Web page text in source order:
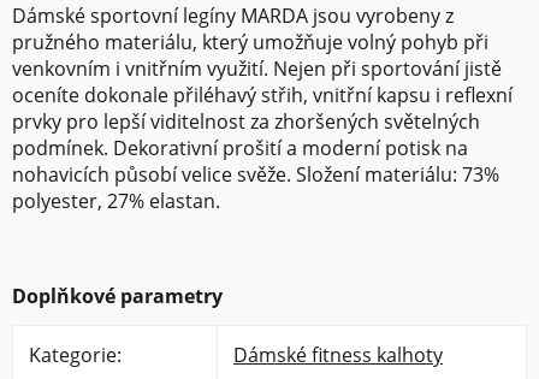
Dámské sportovní legíny MARDA jsou vyrobeny z
pružného materiálu, který umožňuje volný pohyb při
venkovním i vnitřním využití. Nejen při sportování jistě
oceníte dokonale přiléhavý střih, vnitřní kapsu i reflexní
prvky pro lepší viditelnost za zhoršených světelných
podmínek. Dekorativní prošití a moderní potisk na
nohavicích působí velice svěže. Složení materiálu: 73%
polyester, 27% elastan.
Doplňkové parametry
Kategorie: Dámské fitness kalhoty